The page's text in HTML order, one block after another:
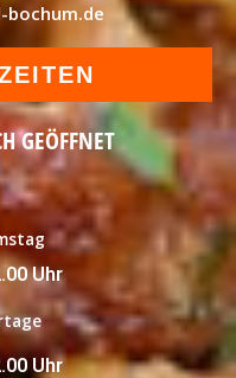
GEÖFFNET
Uhr
Uhr